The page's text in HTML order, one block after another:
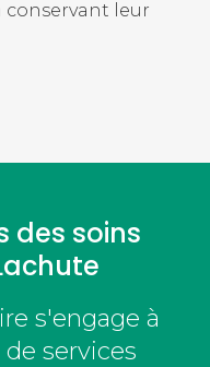
conservant leur
des soins
s'engage à
services